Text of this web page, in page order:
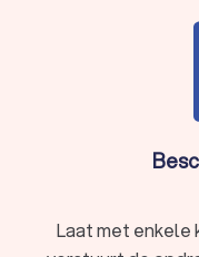
Laat met enkele